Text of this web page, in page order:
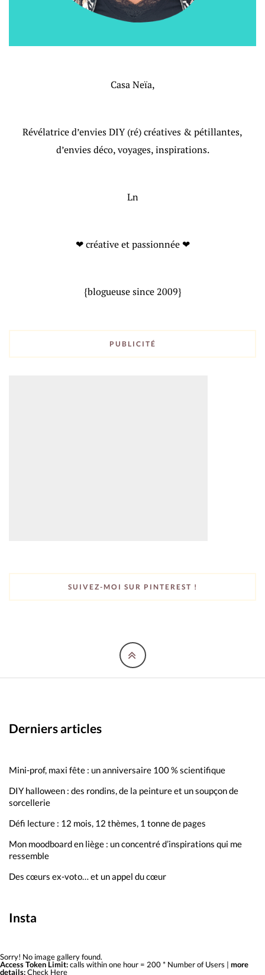
Casa Neïa,
Révélatrice d’envies DIY (ré) créatives & pétillantes,
d’envies déco, voyages, inspirations.
Ln
❤ créative et passionnée ❤
{blogueuse since 2009}
PUBLICITÉ
SUIVEZ-MOI SUR PINTEREST !
Derniers articles
Mini-prof, maxi fête : un anniversaire 100 % scientifique
DIY halloween : des rondins, de la peinture et un soupçon de
sorcellerie
Défi lecture : 12 mois, 12 thèmes, 1 tonne de pages
Mon moodboard en liège : un concentré d’inspirations qui me
ressemble
Des cœurs ex-voto… et un appel du cœur
Insta
Sorry! No image gallery found.
Access Token Limit:calls within one hour = 200 * Number of Users | more
details:Check Here